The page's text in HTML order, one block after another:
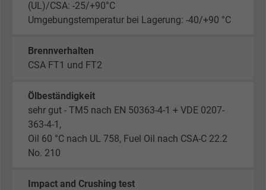
(UL)/CSA: -25/+90°C
Umgebungstemperatur bei Lagerung: -40/+90 °C
Brennverhalten
CSA FT1 und FT2
Ölbeständigkeit
sehr gut - TM5 nach EN 50363-4-1 + VDE 0207-
363-4-1,
Oil 60 °C nach UL 758, Fuel Oil nach CSA-C 22.2
No. 210
Impact and Crushing test